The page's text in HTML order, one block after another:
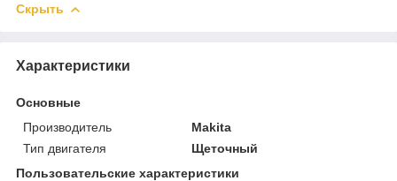
Скрыть
Характеристики
Основные
Производитель
Makita
Тип двигателя
Щеточный
Пользовательские характеристики